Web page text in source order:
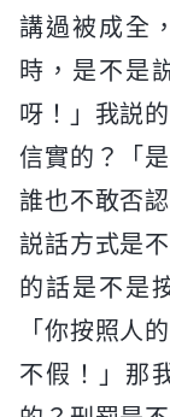
講過被成全
時，是不是
呀！」我説
信實的？「
誰也不敢否
説話方式是
的話是不是
「你按照人
不假！」那